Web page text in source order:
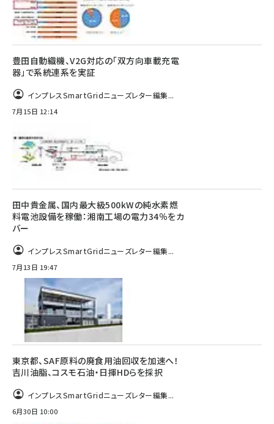
豊田自動織機、V2G対応の「双方向車載充電
器」で系統連系を実証
インプレスSmartGridニューズレター編集...
7月15日 12:14
田中貴金属、国内最大級500kWの純水素燃
料電池設備を稼働：湘南工場の電力34％をカ
バー
インプレスSmartGridニューズレター編集...
7月13日 19:47
東京都、SAF原料の廃食用油回収を加速へ！
吉川油脂、コスモ石油・日揮HDらを採択
インプレスSmartGridニューズレター編集...
6月30日 10:00